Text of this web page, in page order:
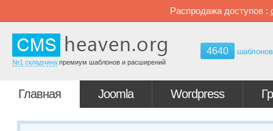
Распродажа доступов :
№1 складчина премиум шаблонов и расширений
4640 шаблонов
Главная Joomla Wordpress